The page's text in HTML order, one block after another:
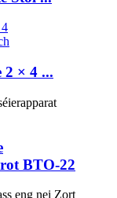
2 × 4 ...
BTO-22
eng nei Zort